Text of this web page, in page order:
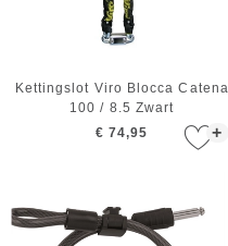
+
Kettingslot Viro Blocca Catena
100 / 8.5 Zwart
€ 74,95